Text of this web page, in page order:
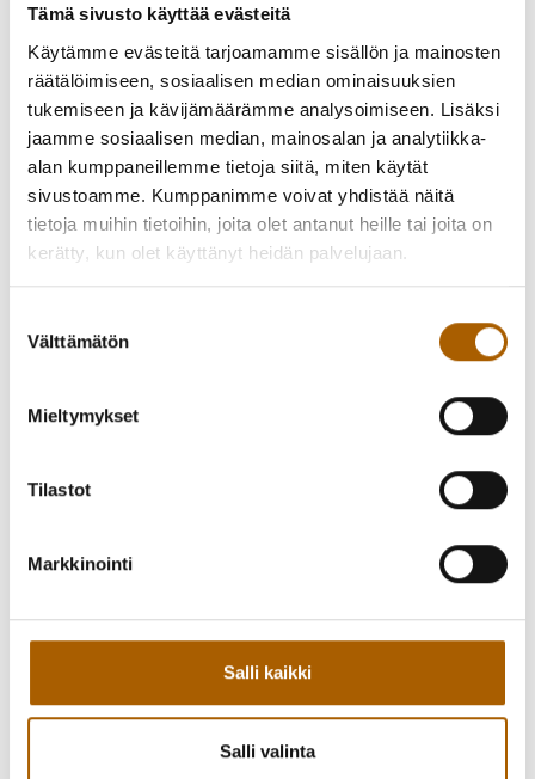
Tämä sivusto käyttää evästeitä
Käytämme evästeitä tarjoamamme sisällön ja mainosten
räätälöimiseen, sosiaalisen median ominaisuuksien
tukemiseen ja kävijämäärämme analysoimiseen. Lisäksi
jaamme sosiaalisen median, mainosalan ja analytiikka-
alan kumppaneillemme tietoja siitä, miten käytät
sivustoamme. Kumppanimme voivat yhdistää näitä
tietoja muihin tietoihin, joita olet antanut heille tai joita on
kerätty, kun olet käyttänyt heidän palvelujaan.
valinta
Välttämätön
Mieltymykset
Tilastot
Markkinointi
Salli kaikki
Salli valinta
kuvataiteilija. Mäkelä tutkii figuratiivisissa maalauksissaan
ihmisen ja materian välistä suhdetta, erityisesti sitä kuinka
ihminen voi mieltyä esineisiin ja muodostaa niihin
tunnesiteitä. Hän maalaa pääasiassa öljyväreillä
länsimaalaista maalaustraditiota kunnioittaen, kuitenkin
tuoden näkyväksi oman vahvan maalausjälkensä ja
visuaalisen ilmaisun.
https://www.katriinamakela.fi
mukaisesti:
to 9–16
la 11–14